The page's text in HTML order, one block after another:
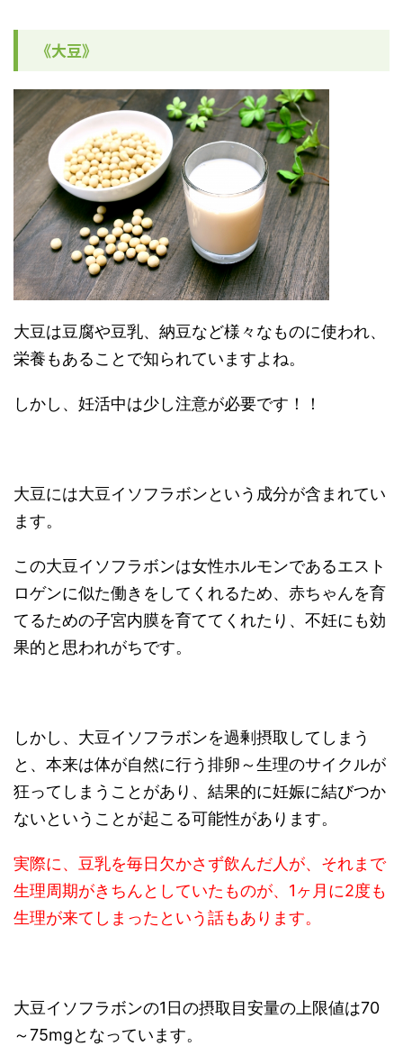
《大豆》
大豆は豆腐や豆乳、納豆など様々なものに使われ、
栄養もあることで知られていますよね。
しかし、妊活中は少し注意が必要です！！
大豆には大豆イソフラボンという成分が含まれてい
ます。
この大豆イソフラボンは女性ホルモンであるエスト
ロゲンに似た働きをしてくれるため、赤ちゃんを育
てるための子宮内膜を育ててくれたり、不妊にも効
果的と思われがちです。
しかし、 大豆イソフラボンを過剰摂取してしまう
と、本来は体が自然に行う排卵～生理のサイクルが
狂ってしまうことがあり、結果的に妊娠に結びつか
ないということが起こる可能性があります。
実際に、豆乳を毎日欠かさず飲んだ人が、それまで
生理周期がきちんとしていたものが、1ヶ月に2度も
生理が来てしまったという話もあります。
大豆イソフラボンの1日の摂取目安量の上限値は70
～75mgとなっています。